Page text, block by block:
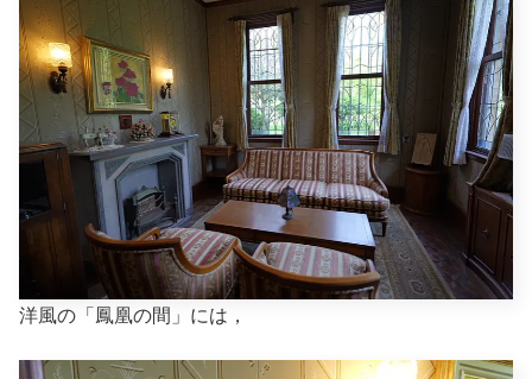
洋風の「鳳凰の間」には，